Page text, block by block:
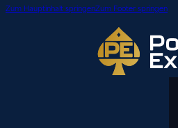
Zum Hauptinhalt springenZum Footer springen